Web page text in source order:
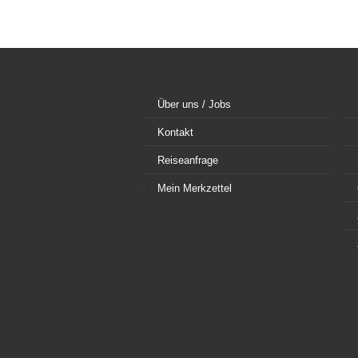
Über uns / Jobs
Kontakt
Reiseanfrage
Mein Merkzettel